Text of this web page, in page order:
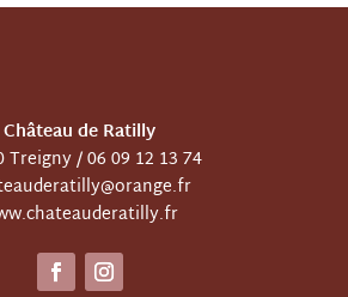
Château de Ratilly
Treigny /06 09 12 13 74